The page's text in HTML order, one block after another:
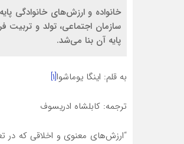
خانواده و ارزش‌های خانوادگی
سازمان اجتماعی، تولد و تربیت
پایه آن بنا می‌شد.
به قلم: اینگا یوماشوا[۱]
ترجمه: کابلشاه ادریسوف
“ارزش‌های معنوی و اخلاقی که در